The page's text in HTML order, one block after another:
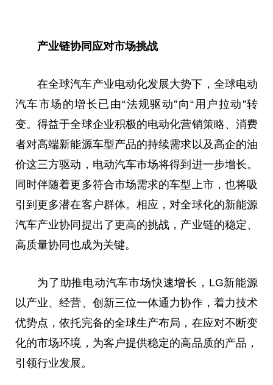
产业链协同应对市场挑战
在全球汽车产业电动化发展大势下，全球电动
汽车市场的增长已由“法规驱动”向“用户拉动”转
变。得益于全球企业积极的电动化营销策略、消费
者对高端新能源车型产品的持续需求以及高企的油
价这三方驱动，电动汽车市场将得到进一步增长。
同时伴随着更多符合市场需求的车型上市，也将吸
引到更多潜在客户群体。相应，对全球化的新能源
汽车产业协同提出了更高的挑战，产业链的稳定、
高质量协同也成为关键。
为了助推电动汽车市场快速增长，LG新能源
以产业、经营、创新三位一体通力协作，着力技术
优势点，依托完备的全球生产布局，在应对不断变
化的市场环境，为客户提供稳定的高品质的产品，
引领行业发展。